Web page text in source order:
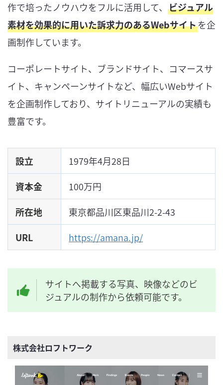
作で培ったノウハウをフルに活用して、 ビジュアル
素材を効果的に用いた訴求力のあるWebサイトを企
画制作しています。
コーポレートサイト、ブランドサイト、コマースサ
イト、キャンペーンサイトなど、幅広いWebサイト
を企画制作しており、サイトリニューアルの実績も
豊富です。
設立
1979年4月28日
資本金
100万円
所在地
東京都品川区東品川2-2-43
URL
https://amana.jp/
サイトへ掲載する写真、映像などのビ
ジュアルの制作から依頼可能です。
株式会社ロフトワーク